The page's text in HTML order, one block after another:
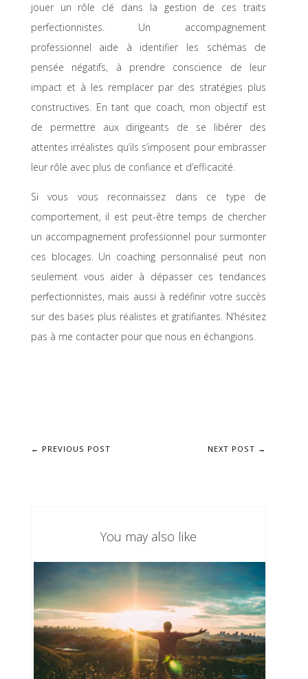
jouer un rôle clé dans la gestion de ces traits
perfectionnistes. Un accompagnement
professionnel aide à identifier les schémas de
pensée négatifs, à prendre conscience de leur
impact et à les remplacer par des stratégies plus
constructives. En tant que coach, mon objectif est
de permettre aux dirigeants de se libérer des
attentes irréalistes qu’ils s’imposent pour embrasser
leur rôle avec plus de confiance et d’efficacité.
Si vous vous reconnaissez dans ce type de
comportement, il est peut-être temps de chercher
un accompagnement professionnel pour surmonter
ces blocages. Un coaching personnalisé peut non
seulement vous aider à dépasser ces tendances
perfectionnistes, mais aussi à redéfinir votre succès
sur des bases plus réalistes et gratifiantes. N’hésitez
pas à me contacter pour que nous en échangions.
← PREVIOUS POST NEXT POST →
You may also like